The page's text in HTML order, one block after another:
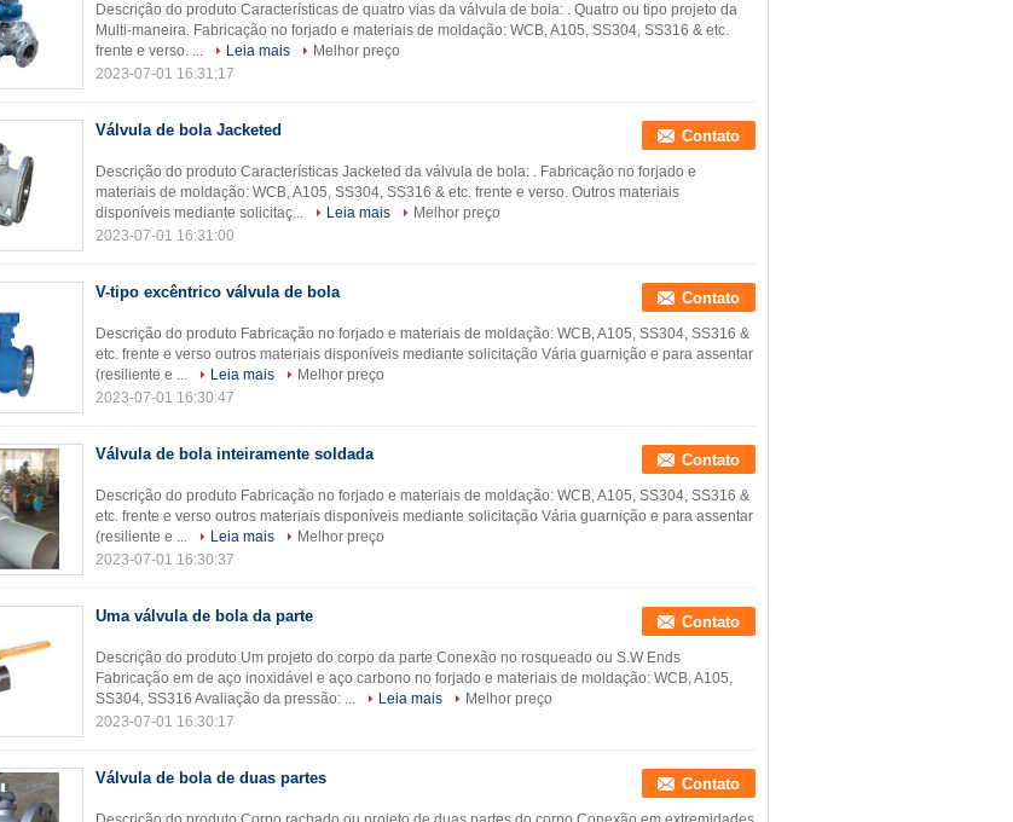
Descrição do produto Características de quatro vias da válvula de bola: . Quatro ou tipo projeto da
Multi-maneira. Fabricação no forjado e materiais de moldação: WCB, A105, SS304, SS316 & etc.
frente e verso. ...
Leia mais
Melhor preço
2023-07-01 16:31:17
Válvula de bola Jacketed Contato
Descrição do produto Características Jacketed da válvula de bola: . Fabricação no forjado e
materiais de moldação: WCB, A105, SS304, SS316 & etc. frente e verso. Outros materiais
disponíveis mediante solicitaç...
Leia mais
Melhor preço
2023-07-01 16:31:00
V-tipo excêntrico válvula de bola Contato
Descrição do produto Fabricação no forjado e materiais de moldação: WCB, A105, SS304, SS316 &
etc. frente e verso outros materiais disponíveis mediante solicitação Vária guarnição e para assentar
(resiliente e ...
Leia mais
Melhor preço
2023-07-01 16:30:47
Válvula de bola inteiramente soldada Contato
Descrição do produto Fabricação no forjado e materiais de moldação: WCB, A105, SS304, SS316 &
etc. frente e verso outros materiais disponíveis mediante solicitação Vária guarnição e para assentar
(resiliente e ...
Leia mais
Melhor preço
2023-07-01 16:30:37
Uma válvula de bola da parte Contato
Descrição do produto Um projeto do corpo da parte Conexão no rosqueado ou S.W Ends
Fabricação em de aço inoxidável e aço carbono no forjado e materiais de moldação: WCB, A105,
SS304, SS316 Avaliação da pressão: ...
Leia mais
Melhor preço
2023-07-01 16:30:17
Válvula de bola de duas partes Contato